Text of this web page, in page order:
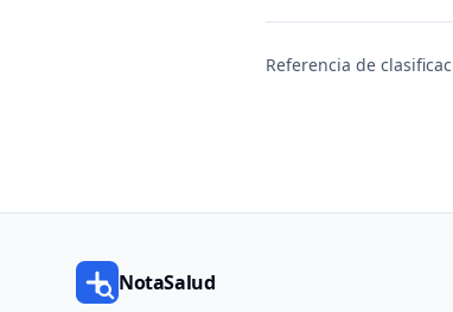
Referencia de
NotaSalud